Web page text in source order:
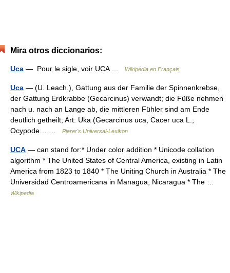
Mira otros diccionarios:
Uca — Pour le sigle, voir UCA … Wikipédia en Français
Uca — (U. Leach.), Gattung aus der Familie der Spinnenkrebse,
der Gattung Erdkrabbe (Gecarcinus) verwandt; die Füße nehmen
nach u. nach an Lange ab, die mittleren Fühler sind am Ende
deutlich getheilt; Art: Uka (Gecarcinus uca, Cacer uca L.,
Ocypode… …
Pierer's Universal-Lexikon
UCA — can stand for:* Under color addition * Unicode collation
algorithm * The United States of Central America, existing in Latin
America from 1823 to 1840 * The Uniting Church in Australia * The
Universidad Centroamericana in Managua, Nicaragua * The …
Wikipedia